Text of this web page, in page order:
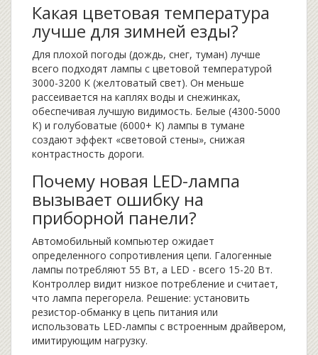
Какая цветовая температура
лучше для зимней езды?
Для плохой погоды (дождь, снег, туман) лучше
всего подходят лампы с цветовой температурой
3000-3200 К (желтоватый свет). Он меньше
рассеивается на каплях воды и снежинках,
обеспечивая лучшую видимость. Белые (4300-5000
К) и голубоватые (6000+ К) лампы в тумане
создают эффект «световой стены», снижая
контрастность дороги.
Почему новая LED-лампа
вызывает ошибку на
приборной панели?
Автомобильный компьютер ожидает
определенного сопротивления цепи. Галогенные
лампы потребляют 55 Вт, а LED - всего 15-20 Вт.
Контроллер видит низкое потребление и считает,
что лампа перегорела. Решение: установить
резистор-обманку в цепь питания или
использовать LED-лампы с встроенным драйвером,
имитирующим нагрузку.